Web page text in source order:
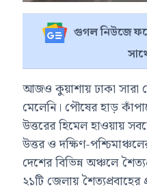
গুগল নিউজে
আজও কুয়াশায় ঢাকা সারা
মেলেনি। পৌষের হাড়
উত্তরের হিমেল হাওয়ায়
উত্তর ও দক্ষিণ-
দেশের বিভিন্ন অঞ্চলে
২১টি জেলায় শৈত্যপ্রবাহের